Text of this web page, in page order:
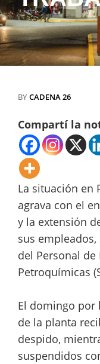
BY CADENA 26
Compartí la
La situación en
agrava con el
y la extensión
sus
del Personal
Petroquímicas
El domingo por
de la planta
despido,
suspendidos